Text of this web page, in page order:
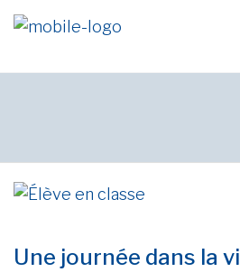
Une journée dans la